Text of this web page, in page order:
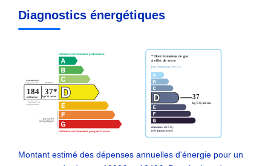
Diagnostics énergétiques
Montant estimé des dépenses annuelles d'énergie pour un